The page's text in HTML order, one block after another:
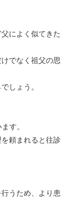
によく似てきた
でなく祖父の思
しょう。
す。
頼まれると往診
うため、より患